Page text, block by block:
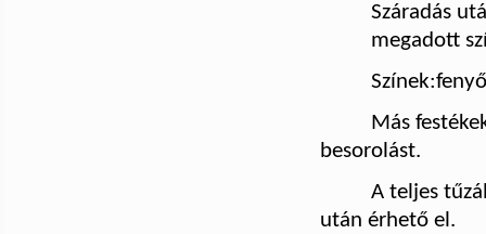
Száradás
megadott
Más
besorolást.
A teljes
után érhető el.